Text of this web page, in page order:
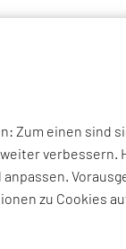
&
Zum einen
zu Cookies